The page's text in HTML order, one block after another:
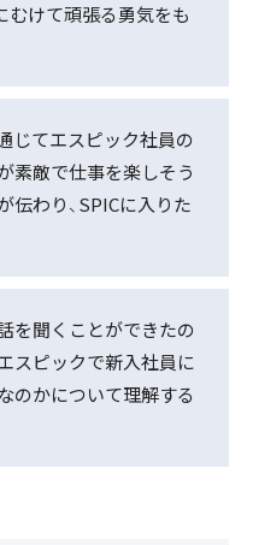
むけて頑張る勇気をも
じてエスピック社員の
素敵で仕事を楽しそう
伝わり、SPICに入りた
を聞くことができたの
スピックで新入社員に
のかについて理解する